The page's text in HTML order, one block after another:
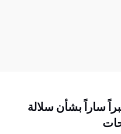
ساراً بشأن سلالة